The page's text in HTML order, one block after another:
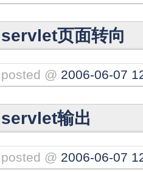
servlet页面转向
posted @ 2006-06-07
servlet输出
posted @ 2006-06-07